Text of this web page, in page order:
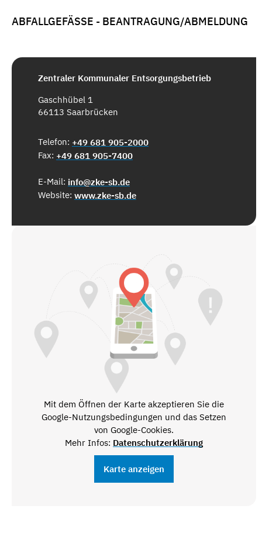
ABFALLGEFÄSSE - BEANTRAGUNG/ABMELDUNG
Zentraler Kommunaler Entsorgungsbetrieb
Gaschhübel 1
66113 Saarbrücken
Telefon: +49 681 905-2000
Fax: +49 681 905-7400
E-Mail: info@zke-sb.de
Website: www.zke-sb.de
Mit dem Öffnen der Karte akzeptieren Sie die
Google-Nutzungsbedingungen und das Setzen
von Google-Cookies.
Mehr Infos: Datenschutzerklärung
Karte anzeigen